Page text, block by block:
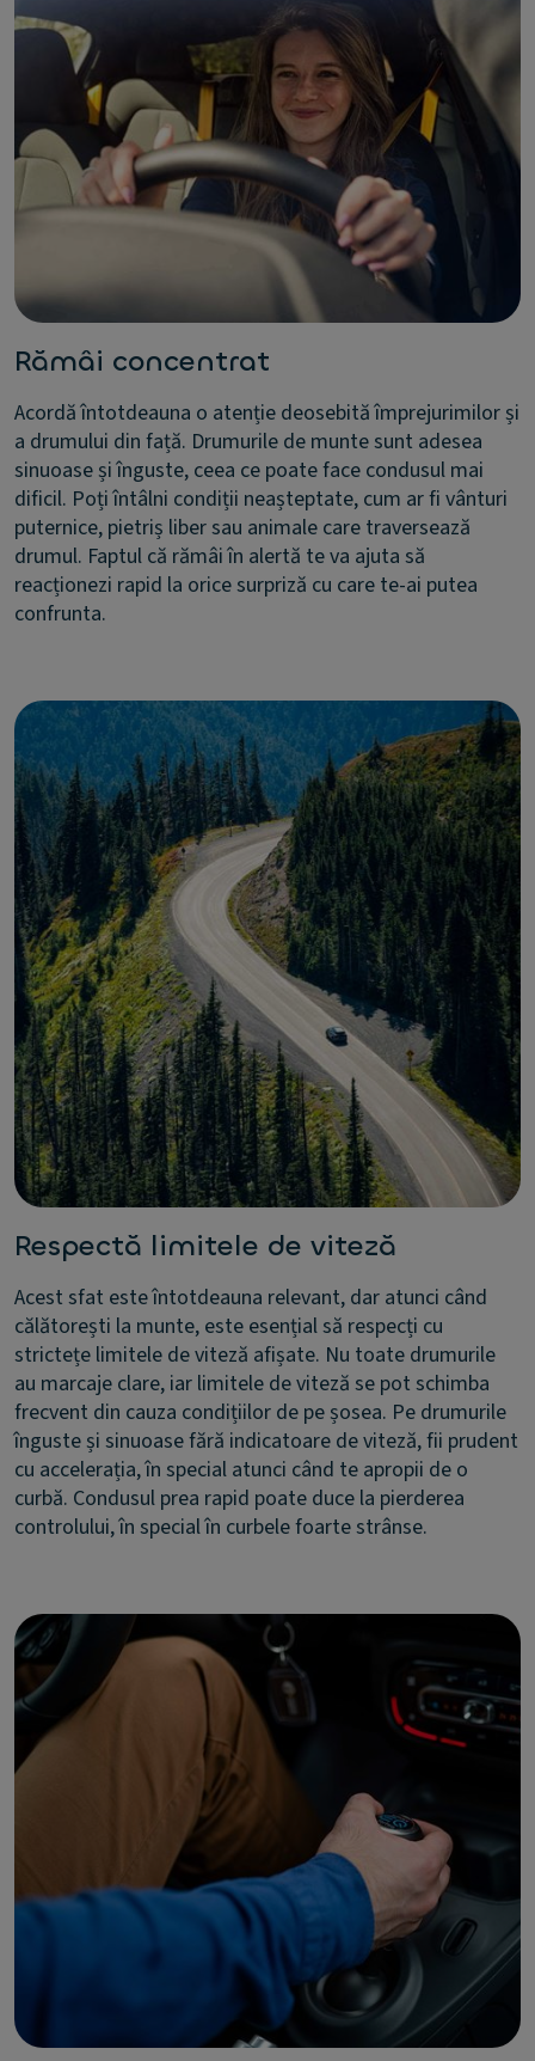
Rămâi concentrat
Acordă întotdeauna o atenție deosebită împrejurimilor și
a drumului din față. Drumurile de munte sunt adesea
sinuoase și înguste, ceea ce poate face condusul mai
dificil. Poți întâlni condiții neașteptate, cum ar fi vânturi
puternice, pietriș liber sau animale care traversează
drumul. Faptul că rămâi în alertă te va ajuta să
reacționezi rapid la orice surpriză cu care te-ai putea
confrunta.
Respectă limitele de viteză
Acest sfat este întotdeauna relevant, dar atunci când
călătorești la munte, este esențial să respecți cu
strictețe limitele de viteză afișate. Nu toate drumurile
au marcaje clare, iar limitele de viteză se pot schimba
frecvent din cauza condițiilor de pe șosea. Pe drumurile
înguste și sinuoase fără indicatoare de viteză, fii prudent
cu accelerația, în special atunci când te apropii de o
curbă. Condusul prea rapid poate duce la pierderea
controlului, în special în curbele foarte strânse.